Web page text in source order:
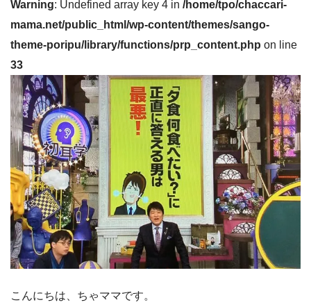
Warning: Undefined array key 4 in /home/tpo/chaccari-
mama.net/public_html/wp-content/themes/sango-
theme-poripu/library/functions/prp_content.php on line
33
こんにちは、ちゃママです。